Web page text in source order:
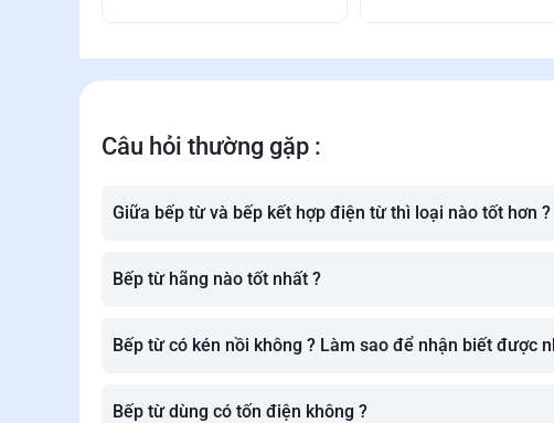
Câu hỏi thường gặp :
Giữa bếp từ và bếp kết hợp điện từ thì loại nào tốt hơn ?
Bếp từ hãng nào tốt nhất ?
Bếp từ có kén nồi không ? Làm sao để nhận biết được
Bếp từ dùng có tốn điện không ?